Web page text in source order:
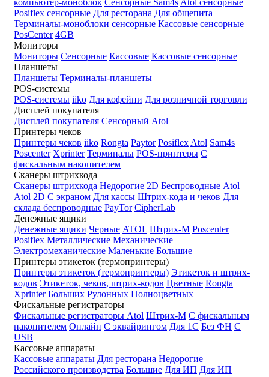
компьютер-моноблок Сенсорные Sam4s Atol сенсорные
Posiflex сенсорные Для ресторана Для общепита
Терминалы-моноблоки сенсорные Кассовые сенсорные
PosCenter 4GB
Мониторы
Мониторы Сенсорные Кассовые Кассовые сенсорные
Планшеты
Планшеты Терминалы-планшеты
POS-системы
POS-системы iiko Для кофейни Для розничной торговли
Дисплей покупателя
Дисплей покупателя Сенсорный Atol
Принтеры чеков
Принтеры чеков iiko Rongta Paytor Posiflex Atol Sam4s
Poscenter Xprinter Терминалы POS-принтеры С
фискальным накопителем
Сканеры штрихкода
Сканеры штрихкода Недорогие 2D Беспроводные Atol
Atol 2D С экраном Для кассы Штрих-кода и чеков Для
склада беспроводные PayTor CipherLab
Денежные ящики
Денежные ящики Черные ATOL Штрих-М Poscenter
Posiflex Металлические Механические
Электромеханические Маленькие Большие
Принтеры этикеток (термопринтеры)
Принтеры этикеток (термопринтеры) Этикеток и штрих-
кодов Этикеток, чеков, штрих-кодов Цветные Rongta
Xprinter Больших Рулонных Полноцветных
Фискальные регистраторы
Фискальные регистраторы Atol Штрих-М С фискальным
накопителем Онлайн С эквайрингом Для 1С Без ФН С
USB
Кассовые аппараты
Кассовые аппараты Для ресторана Недорогие
Российского производства Большие Для ИП Для ИП